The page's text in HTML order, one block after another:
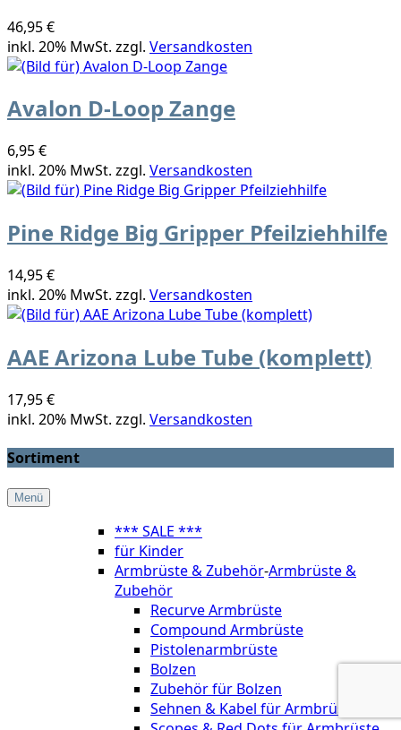
46,95 €
inkl. 20% MwSt. zzgl. Versandkosten
Avalon D-Loop Zange
6,95 €
inkl. 20% MwSt. zzgl. Versandkosten
Pine Ridge Big Gripper Pfeilziehhilfe
14,95 €
inkl. 20% MwSt. zzgl. Versandkosten
AAE Arizona Lube Tube (komplett)
17,95 €
inkl. 20% MwSt. zzgl. Versandkosten
Sortiment
Menü
*** SALE ***
für Kinder
Armbrüste & Zubehör-Armbrüste &
Zubehör
Recurve Armbrüste
Compound Armbrüste
Pistolenarmbrüste
Bolzen
Zubehör für Bolzen
Sehnen & Kabel für Armbrüste